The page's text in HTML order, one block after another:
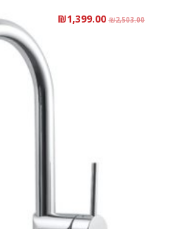
₪2,503.00
₪1,399.00